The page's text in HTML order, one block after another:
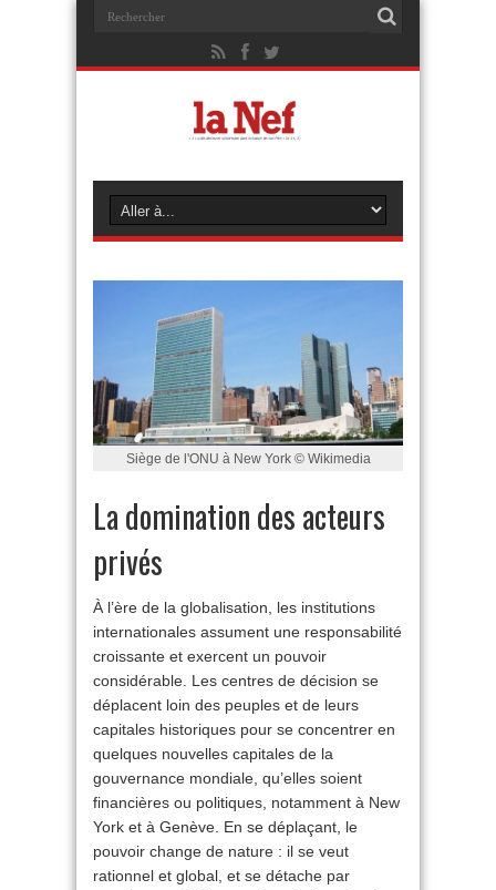
Siège de l'ONU à New York © Wikimedia
La domination des acteurs
privés
À l’ère de la globalisation, les institutions
internationales assument une responsabilité
croissante et exercent un pouvoir
considérable. Les centres de décision se
déplacent loin des peuples et de leurs
capitales historiques pour se concentrer en
quelques nouvelles capitales de la
gouvernance mondiale, qu’elles soient
financières ou politiques, notamment à New
York et à Genève. En se déplaçant, le
pouvoir change de nature : il se veut
rationnel et global, et se détache par